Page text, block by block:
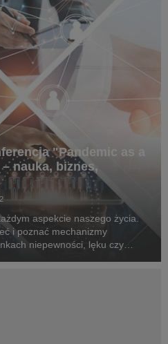
"Pandemic as a
nauka, biznes,
aspekcie naszego życia.
i poznać mechanizmy
niepewności, lęku czy